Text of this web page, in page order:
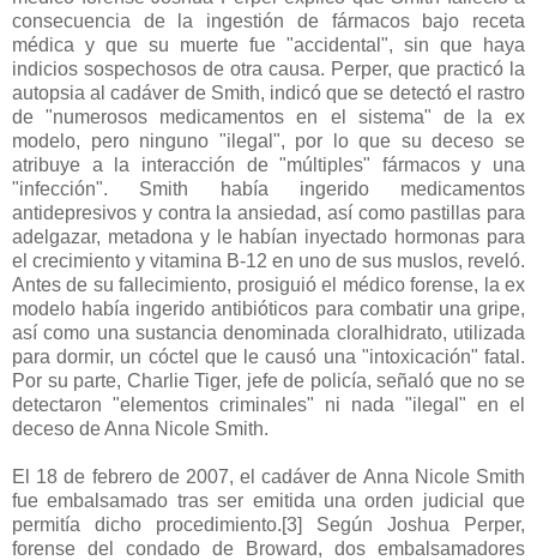
consecuencia de la ingestión de fármacos bajo receta
médica y que su muerte fue "accidental", sin que haya
indicios sospechosos de otra causa. Perper, que practicó la
autopsia al cadáver de Smith, indicó que se detectó el rastro
de "numerosos medicamentos en el sistema" de la ex
modelo, pero ninguno "ilegal", por lo que su deceso se
atribuye a la interacción de "múltiples" fármacos y una
"infección". Smith había ingerido medicamentos
antidepresivos y contra la ansiedad, así como pastillas para
adelgazar, metadona y le habían inyectado hormonas para
el crecimiento y vitamina B-12 en uno de sus muslos, reveló.
Antes de su fallecimiento, prosiguió el médico forense, la ex
modelo había ingerido antibióticos para combatir una gripe,
así como una sustancia denominada cloralhidrato, utilizada
para dormir, un cóctel que le causó una "intoxicación" fatal.
Por su parte, Charlie Tiger, jefe de policía, señaló que no se
detectaron "elementos criminales" ni nada "ilegal" en el
deceso de Anna Nicole Smith.
El 18 de febrero de 2007, el cadáver de Anna Nicole Smith
fue embalsamado tras ser emitida una orden judicial que
permitía dicho procedimiento.[3] Según Joshua Perper,
forense del condado de Broward, dos embalsamadores